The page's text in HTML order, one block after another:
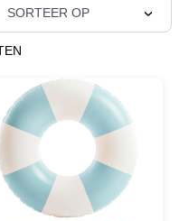
SORTEER OP